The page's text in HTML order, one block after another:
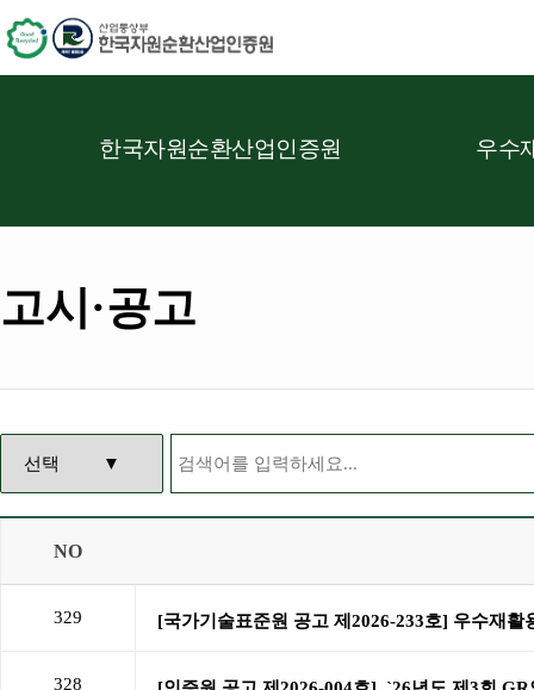
한국자원순환산업인증원 우수
고시·공고
NO
329
328